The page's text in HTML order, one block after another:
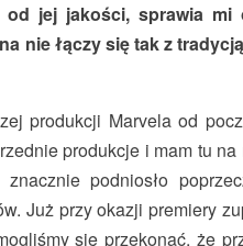
od jej jakości, sprawia
nie łączy się tak z
produkcji Marvela od
produkcje i mam tu
podniosło
Już przy okazji premiery
się przekonać, że